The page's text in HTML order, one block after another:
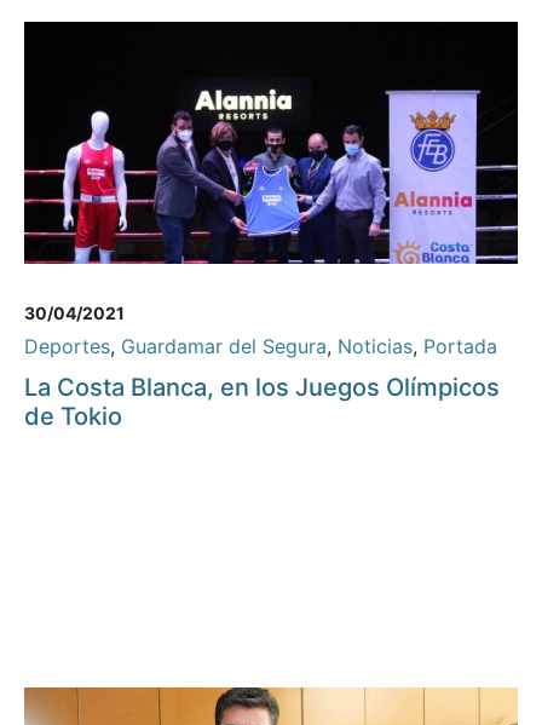
30/04/2021
Deportes, Guardamar del Segura, Noticias, Portada
La Costa Blanca, en los Juegos Olímpicos
de Tokio